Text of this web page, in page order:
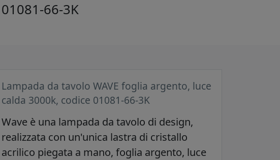
66-3K
Lampada da tavolo WAVE foglia argento, luce
calda 3000k, codice 01081-66-3K
Wave è una lampada da tavolo di design,
realizzata con un'unica lastra di cristallo
acrilico piegata a mano, foglia argento, luce